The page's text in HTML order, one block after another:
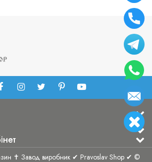
✝ Завод виробник ✔ Pravoslav Shop ✔ ©